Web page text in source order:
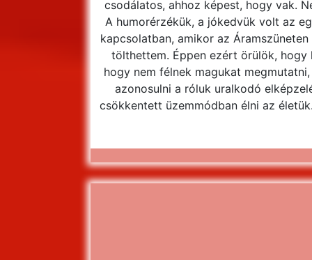
csodálatos, ahhoz képest, hogy vak.
A humorérzékük, a jókedvük volt az
kapcsolatban, amikor az
tölthettem. Éppen ezért örülök,
hogy nem félnek magukat
azonosulni a róluk uralkodó
csökkentett üzemmódban élni az